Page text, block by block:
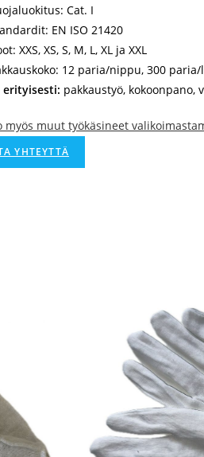
Cat. I
EN ISO 21420
XXS, XS, S, M, L, XL ja XXL
12 paria/nippu, 300 paria/
erityisesti: pakkaustyö, kokoonpano,
myös muut työkäsineet
YHTEYTTÄ